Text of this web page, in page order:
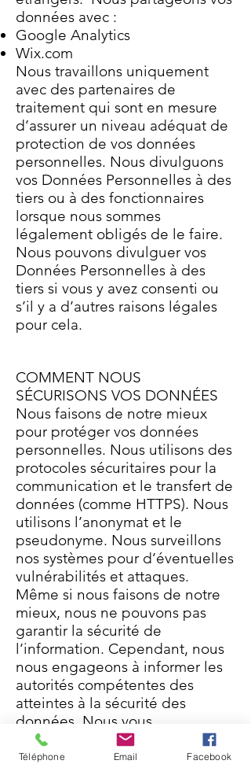
données avec :
Google Analytics
Wix.com
Nous travaillons uniquement
avec des partenaires de
traitement qui sont en mesure
d’assurer un niveau adéquat de
protection de vos données
personnelles. Nous divulguons
vos Données Personnelles à des
tiers ou à des fonctionnaires
lorsque nous sommes
légalement obligés de le faire.
Nous pouvons divulguer vos
Données Personnelles à des
tiers si vous y avez consenti ou
s’il y a d’autres raisons légales
pour cela.
COMMENT NOUS
SÉCURISONS VOS DONNÉES
Nous faisons de notre mieux
pour protéger vos données
personnelles. Nous utilisons des
protocoles sécuritaires pour la
communication et le transfert de
données (comme HTTPS). Nous
utilisons l’anonymat et le
pseudonyme. Nous surveillons
nos systèmes pour d’éventuelles
vulnérabilités et attaques.
Même si nous faisons de notre
mieux, nous ne pouvons pas
garantir la sécurité de
l’information. Cependant, nous
nous engageons à informer les
autorités compétentes des
atteintes à la sécurité des
données. Nous vous
informerons également si vos
droits ou intérêts sont menacés.
Téléphone Email Facebook